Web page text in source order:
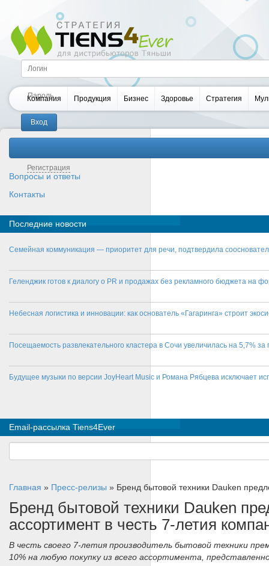
Регистрация
Компания Продукция Бизнес Здоровье Стратегия
Вопросы и ответы
Контакты
Последние новости
Семейная коммуникация — приоритет для речи, подтвердила
Геленджик готов к диалогу о PR и продажах без рекламного бюджета на
Небесная логистика и инновации: как основатель «Гагаринга» строит
Посещаемость развлекательного кластера в Сочи увеличилась на 5,7% за
Будущее музыки по версии JoyHeart Music и Романа Рябцева исключает
Email-рассылка Tiens4Ever
Главная » Пресс-релизы » Бренд бытовой техники Dauken
Бренд бытовой техники Dauken
ассортимент в честь 7-летия
В честь своего 7-летия производитель бытовой техники
10% на любую покупку из всего ассортимента,